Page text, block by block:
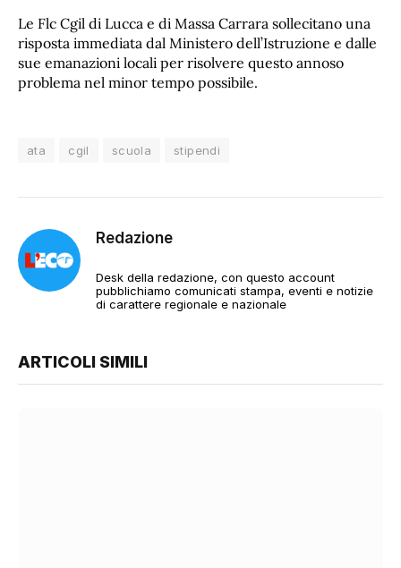
Le Flc Cgil di Lucca e di Massa Carrara sollecitano una
risposta immediata dal Ministero dell’Istruzione e dalle
sue emanazioni locali per risolvere questo annoso
problema nel minor tempo possibile.
ata cgil scuola stipendi
Redazione
Desk della redazione, con questo account
pubblichiamo comunicati stampa, eventi e notizie
di carattere regionale e nazionale
ARTICOLI SIMILI